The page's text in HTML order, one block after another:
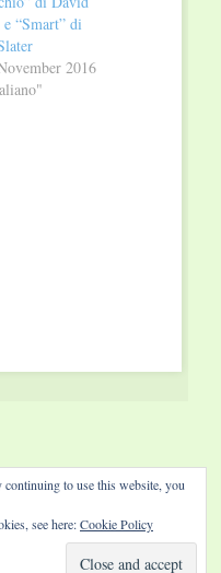
“Smart” di
2016
to use this website, you
see here:Cookie Policy